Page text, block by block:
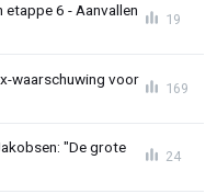
etappe 6 - Aanvallen
19
waarschuwing voor
169
"De grote
24